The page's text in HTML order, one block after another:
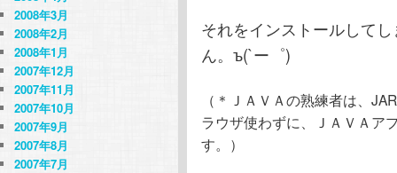
それをインストールして
ん。ъ(`ー゜)
（＊ＪＡＶＡの熟練者は、
ラウザ使わずに、ＪＡＶＡア
す。）
2008年3月
2008年2月
2008年1月
2007年12月
2007年11月
2007年10月
2007年9月
2007年8月
2007年7月